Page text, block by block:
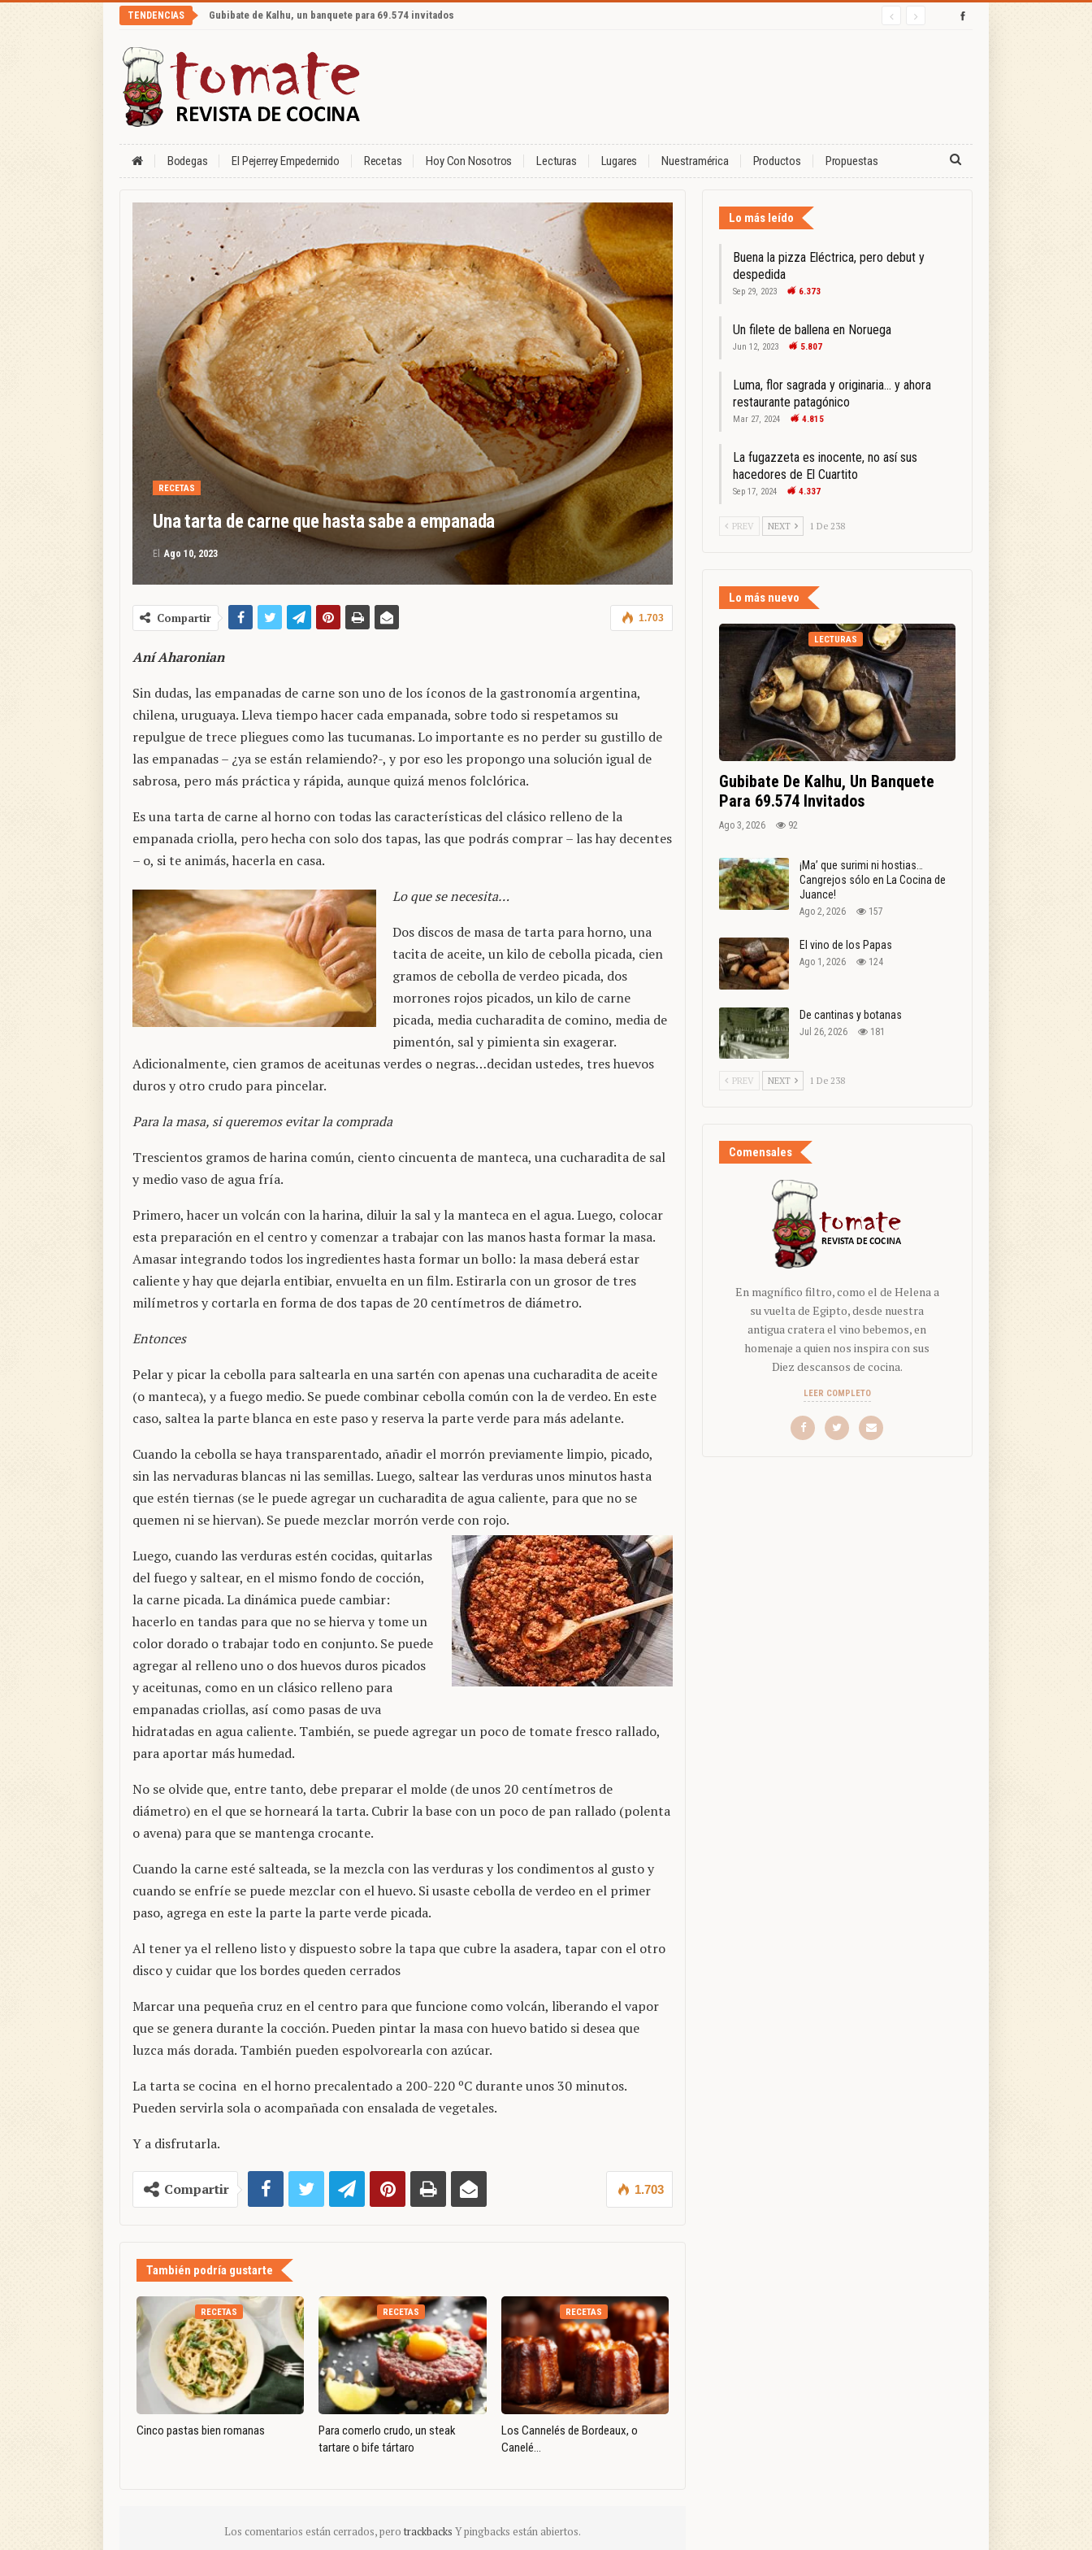
TENDENCIAS Gubibate de Kalhu, un banquete para 69.574 invitados
Bodegas El Pejerrey Empedernido Recetas Hoy Con Nosotros Lecturas Lugares Nuestramérica Productos Propuestas
RECETAS
Una tarta de carne que hasta sabe a empanada
El Ago 10, 2023
1.703
Compartir
Aní Aharonian
Sin dudas, las empanadas de carne son uno de los íconos de la gastronomía argentina,
chilena, uruguaya. Lleva tiempo hacer cada empanada, sobre todo si respetamos su
repulgue de trece pliegues como las tucumanas. Lo importante es no perder su gustillo de
las empanadas – ¿ya se están relamiendo?-, y por eso les propongo una solución igual de
sabrosa, pero más práctica y rápida, aunque quizá menos folclórica.
Es una tarta de carne al horno con todas las características del clásico relleno de la
empanada criolla, pero hecha con solo dos tapas, las que podrás comprar – las hay decentes
– o, si te animás, hacerla en casa.
Lo que se necesita…
Dos discos de masa de tarta para horno, una
tacita de aceite, un kilo de cebolla picada, cien
gramos de cebolla de verdeo picada, dos
morrones rojos picados, un kilo de carne
picada, media cucharadita de comino, media de
pimentón, sal y pimienta sin exagerar.
Adicionalmente, cien gramos de aceitunas verdes o negras…decidan ustedes, tres huevos
duros y otro crudo para pincelar.
Para la masa, si queremos evitar la comprada
Trescientos gramos de harina común, ciento cincuenta de manteca, una cucharadita de sal
y medio vaso de agua fría.
Primero, hacer un volcán con la harina, diluir la sal y la manteca en el agua. Luego, colocar
esta preparación en el centro y comenzar a trabajar con las manos hasta formar la masa.
Amasar integrando todos los ingredientes hasta formar un bollo: la masa deberá estar
caliente y hay que dejarla entibiar, envuelta en un film. Estirarla con un grosor de tres
milímetros y cortarla en forma de dos tapas de 20 centímetros de diámetro.
Entonces
Pelar y picar la cebolla para saltearla en una sartén con apenas una cucharadita de aceite
(o manteca), y a fuego medio. Se puede combinar cebolla común con la de verdeo. En este
caso, saltea la parte blanca en este paso y reserva la parte verde para más adelante.
Cuando la cebolla se haya transparentado, añadir el morrón previamente limpio, picado,
sin las nervaduras blancas ni las semillas. Luego, saltear las verduras unos minutos hasta
que estén tiernas (se le puede agregar un cucharadita de agua caliente, para que no se
quemen ni se hiervan). Se puede mezclar morrón verde con rojo.
Luego, cuando las verduras estén cocidas, quitarlas
del fuego y saltear, en el mismo fondo de cocción,
la carne picada. La dinámica puede cambiar:
hacerlo en tandas para que no se hierva y tome un
color dorado o trabajar todo en conjunto. Se puede
agregar al relleno uno o dos huevos duros picados
y aceitunas, como en un clásico relleno para
empanadas criollas, así como pasas de uva
hidratadas en agua caliente. También, se puede agregar un poco de tomate fresco rallado,
para aportar más humedad.
No se olvide que, entre tanto, debe preparar el molde (de unos 20 centímetros de
diámetro) en el que se horneará la tarta. Cubrir la base con un poco de pan rallado (polenta
o avena) para que se mantenga crocante.
Cuando la carne esté salteada, se la mezcla con las verduras y los condimentos al gusto y
cuando se enfríe se puede mezclar con el huevo. Si usaste cebolla de verdeo en el primer
paso, agrega en este la parte la parte verde picada.
Al tener ya el relleno listo y dispuesto sobre la tapa que cubre la asadera, tapar con el otro
disco y cuidar que los bordes queden cerrados
Marcar una pequeña cruz en el centro para que funcione como volcán, liberando el vapor
que se genera durante la cocción. Pueden pintar la masa con huevo batido si desea que
luzca más dorada. También pueden espolvorearla con azúcar.
La tarta se cocina en el horno precalentado a 200-220 ºC durante unos 30 minutos.
Pueden servirla sola o acompañada con ensalada de vegetales.
Y a disfrutarla.
1.703
Compartir
También podría gustarte
RECETAS
Cinco pastas bien romanas
RECETAS
Para comerlo crudo, un steak
tartare o bife tártaro
RECETAS
Los Cannelés de Bordeaux, o
Canelé…
Los comentarios están cerrados, pero trackbacks Y pingbacks están abiertos.
Lo más leído
Buena la pizza Eléctrica, pero debut y
despedida
Sep 29, 2023 6.373
Un filete de ballena en Noruega
Jun 12, 2023 5.807
Luma, flor sagrada y originaria… y ahora
restaurante patagónico
Mar 27, 2024 4.815
La fugazzeta es inocente, no así sus
hacedores de El Cuartito
Sep 17, 2024 4.337
PREV NEXT 1 De 238
Lo más nuevo
LECTURAS
Gubibate De Kalhu, Un Banquete
Para 69.574 Invitados
Ago 3, 2026 92
¡Ma’ que surimi ni hostias…
Cangrejos sólo en La Cocina de
Juance!
Ago 2, 2026 157
El vino de los Papas
Ago 1, 2026 124
De cantinas y botanas
Jul 26, 2026 181
PREV NEXT 1 De 238
Comensales
En magnífico filtro, como el de Helena a
su vuelta de Egipto, desde nuestra
antigua cratera el vino bebemos, en
homenaje a quien nos inspira con sus
Diez descansos de cocina.
LEER COMPLETO